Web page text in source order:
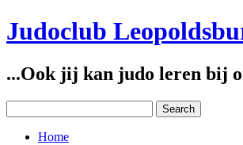
Judoclub
...Ook jij kan judo leren bij
Home